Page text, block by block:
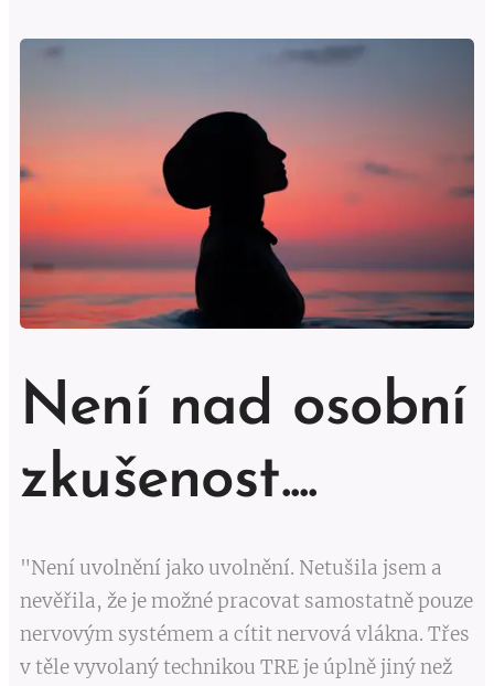
Není nad osobní
zkušenost....
"Není uvolnění jako uvolnění. Netušila jsem a
nevěřila, že je možné pracovat samostatně pouze
nervovým systémem a cítit nervová vlákna. Třes
v těle vyvolaný technikou TRE je úplně jiný než